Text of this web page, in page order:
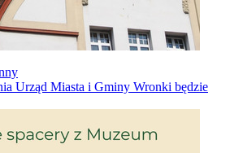
Urząd Miasta i Gminy Wronki będzie